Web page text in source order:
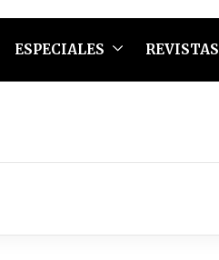
ESPECIALES REVISTAS